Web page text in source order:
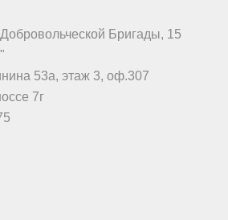
Бригады, 15
53а, этаж 3, оф.307
7г